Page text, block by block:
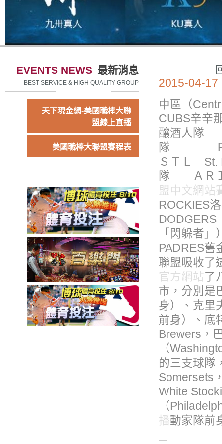
EVENTS NEWS 最新消息
BEST SERVICE & HIGH QUALITY GROUP
天下現金網-美國職棒大聯
盟線上直播
美國職棒大聯盟賽程表
2015-04-17
中區（
CUBS辛
釀酒人隊
隊 ＰＩ
ＳＴＬ St.
隊 ＡＲＩ
盟中文網站
「閃躲
PADRES
聯盟吸收了
官方網站了
市，分別是
身）、克里
前身）、底
Brewers，
（
的三支球隊
Somersets
White
（
播動家隊前